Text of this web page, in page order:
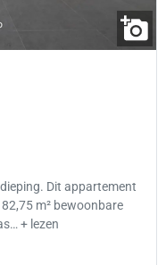
Dit appartement
m² bewoonbare
+ lezen